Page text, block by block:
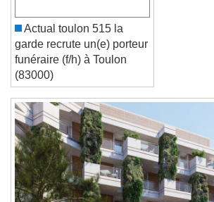
End of dialog window.
Actual toulon 515 la
garde recrute un(e) porteur
funéraire (f/h) à Toulon
(83000)